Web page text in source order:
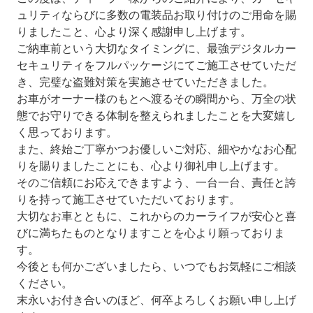
ュリティならびに多数の電装品お取り付けのご用命を賜
りましたこと、心より深く感謝申し上げます。
ご納車前という大切なタイミングに、最強デジタルカー
セキュリティをフルパッケージにてご施工させていただ
き、完璧な盗難対策を実施させていただきました。
お車がオーナー様のもとへ渡るその瞬間から、万全の状
態でお守りできる体制を整えられましたことを大変嬉し
く思っております。
また、終始ご丁寧かつお優しいご対応、細やかなお心配
りを賜りましたことにも、心より御礼申し上げます。
そのご信頼にお応えできますよう、一台一台、責任と誇
りを持って施工させていただいております。
大切なお車とともに、これからのカーライフが安心と喜
びに満ちたものとなりますことを心より願っておりま
す。
今後とも何かございましたら、いつでもお気軽にご相談
ください。
末永いお付き合いのほど、何卒よろしくお願い申し上げ